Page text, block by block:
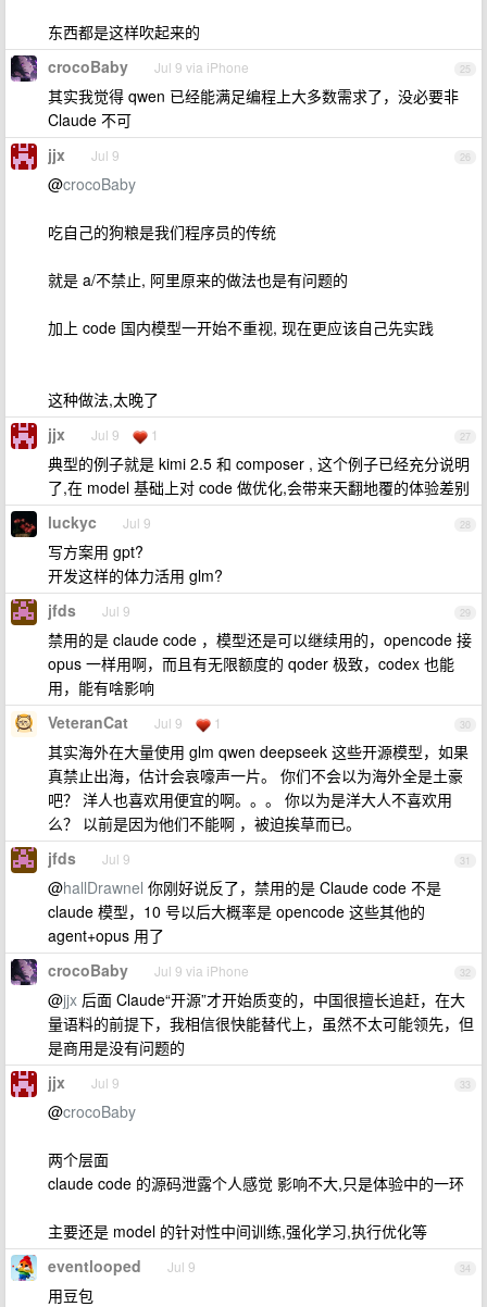
东西都是这样吹起来的
25
crocoBaby Jul 9 via iPhone
其实我觉得 qwen 已经能满足编程上大多数需求了，没必要非
Claude 不可
26
jjx Jul 9
@crocoBaby
吃自己的狗粮是我们程序员的传统
就是 a/不禁止, 阿里原来的做法也是有问题的
加上 code 国内模型一开始不重视, 现在更应该自己先实践
这种做法,太晚了
27
jjx Jul 9 1
典型的例子就是 kimi 2.5 和 composer , 这个例子已经充分说明
了,在 model 基础上对 code 做优化,会带来天翻地覆的体验差别
28
luckyc Jul 9
写方案用 gpt?
开发这样的体力活用 glm?
29
jfds Jul 9
禁用的是 claude code ，模型还是可以继续用的，opencode 接
opus 一样用啊，而且有无限额度的 qoder 极致，codex 也能
用，能有啥影响
30
VeteranCat Jul 9 1
其实海外在大量使用 glm qwen deepseek 这些开源模型，如果
真禁止出海，估计会哀嚎声一片。 你们不会以为海外全是土豪
吧？ 洋人也喜欢用便宜的啊。。。 你以为是洋大人不喜欢用
么？ 以前是因为他们不能啊 ，被迫挨草而已。
31
jfds Jul 9
@hallDrawnel 你刚好说反了，禁用的是 Claude code 不是
claude 模型，10 号以后大概率是 opencode 这些其他的
agent+opus 用了
32
crocoBaby Jul 9 via iPhone
@jjx 后面 Claude“开源”才开始质变的，中国很擅长追赶，在大
量语料的前提下，我相信很快能替代上，虽然不太可能领先，但
是商用是没有问题的
33
jjx Jul 9
@crocoBaby
两个层面
claude code 的源码泄露个人感觉 影响不大,只是体验中的一环
主要还是 model 的针对性中间训练,强化学习,执行优化等
34
eventlooped Jul 9
用豆包